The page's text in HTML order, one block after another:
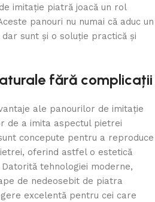
imitație piatră joacă un rol
panouri nu numai că aduc un
sunt și o soluție practică și
fără complicații
ale panourilor de imitație
de a imita aspectul pietrei
concepute pentru a reproduce
oferind astfel o estetică
tehnologiei moderne,
de nedeosebit de piatra
excelentă pentru cei care